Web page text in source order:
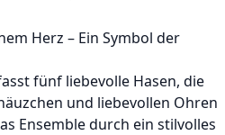
Herz – Ein Symbol der
fünf liebevolle Hasen, die
und liebevollen Ohren
Ensemble durch ein stilvolles